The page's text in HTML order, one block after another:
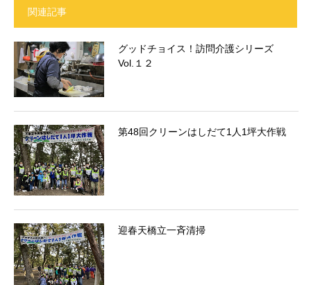
関連記事
グッドチョイス！訪問介護シリーズ
Vol.１２
第48回クリーンはしだて1人1坪大作戦
迎春天橋立一斉清掃